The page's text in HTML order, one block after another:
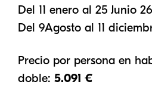
Del 11 enero al 25 Junio 26
Del 9Agosto al 11
Precio por persona en
doble: 5.091 €